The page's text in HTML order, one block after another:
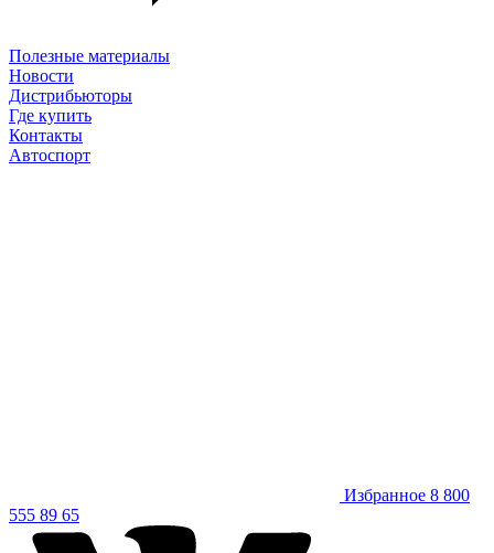
Полезные материалы
Новости
Дистрибьюторы
Где купить
Контакты
Автоспорт
Избранное 8 800
555 89 65